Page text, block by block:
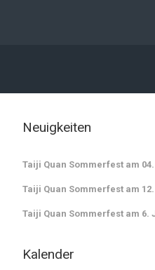
Neuigkeiten
Taiji Quan Sommerfest am
Taiji Quan Sommerfest am
Taiji Quan Sommerfest am 6.
Kalender